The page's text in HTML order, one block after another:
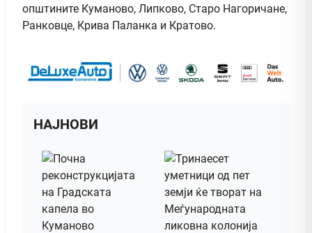
општините Куманово, Липково, Старо Нагоричане,
Ранковце, Крива Паланка и Кратово.
НАЈНОВИ